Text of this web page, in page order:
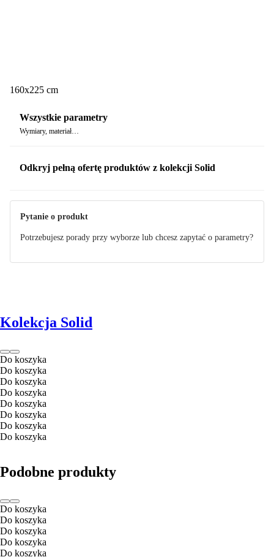
160x225 cm
Wszystkie parametry
Wymiary, materiał…
Odkryj pełną ofertę produktów z kolekcji Solid
Pytanie o produkt
Potrzebujesz porady przy wyborze lub chcesz zapytać o parametry?
Kolekcja Solid
Do koszyka
Do koszyka
Do koszyka
Do koszyka
Do koszyka
Do koszyka
Do koszyka
Do koszyka
Podobne produkty
Do koszyka
Do koszyka
Do koszyka
Do koszyka
Do koszyka